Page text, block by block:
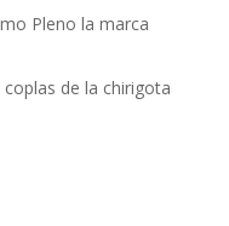
Pleno la marca
de la chirigota